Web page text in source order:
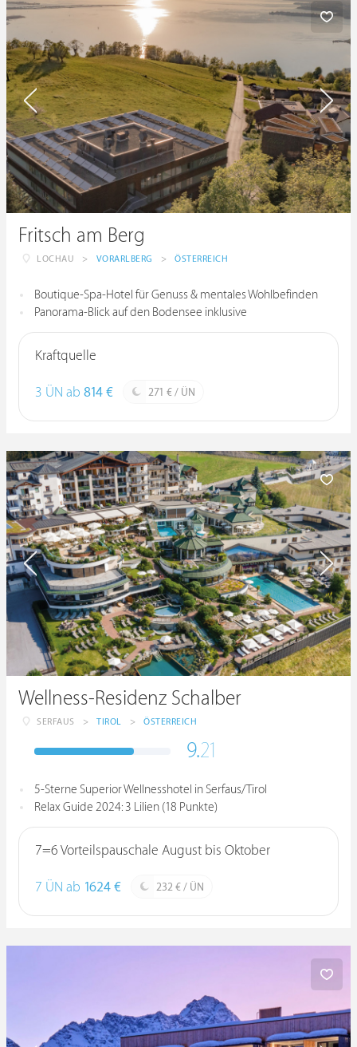
Fritsch am Berg
LOCHAU > VORARLBERG > ÖSTERREICH
Boutique-Spa-Hotel für Genuss & mentales Wohlbefinden
Panorama-Blick auf den Bodensee inklusive
Kraftquelle
3 ÜN ab 814 € 271 € / ÜN
Wellness-Residenz Schalber
SERFAUS > TIROL > ÖSTERREICH
9.21
5-Sterne Superior Wellnesshotel in Serfaus/Tirol
Relax Guide 2024: 3 Lilien (18 Punkte)
7=6 Vorteilspauschale August bis Oktober
7 ÜN ab 1624 € 232 € / ÜN